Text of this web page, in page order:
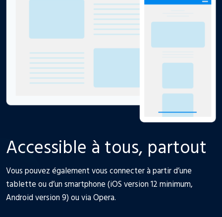
Accessible à tous, partout
Vous pouvez également vous connecter à partir d’une
tablette ou d’un smartphone (iOS version 12 minimum,
Android version 9) ou via Opera.